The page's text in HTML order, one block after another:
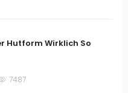
Hutform Wirklich So
7487